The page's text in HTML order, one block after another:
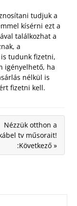
tudjuk a
kísérni ezt a
találkozhat a
a
tudunk fizetni,
igényelhető, ha
nélkül is
fizetni kell.
Nézzük otthon a
tv műsorait!
:Következő »